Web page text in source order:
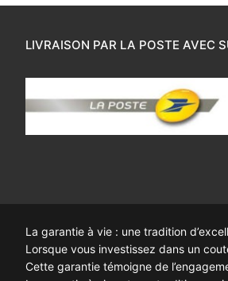
LIVRAISON PAR LA POSTE AVEC
La garantie à vie : une tradition
Lorsque vous investissez dans un
Cette garantie témoigne de